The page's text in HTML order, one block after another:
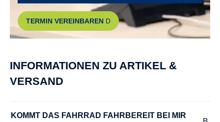
MOTOR :
Hinterradmotor
45 Nm
TERMIN VEREINBAREN
INFORMATIONEN ZU ARTIKEL &
VERSAND
KOMMT DAS FAHRRAD FAHRBEREIT BEI MIR